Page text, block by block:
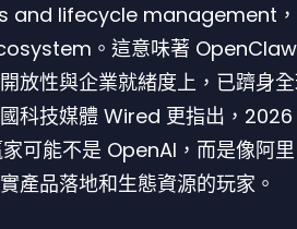
and lifecycle management
。這意味著
放性與企業就緒度上，已躋身
科技媒體 Wired 更指出，
可能不是 OpenAI，而是像阿
產品落地和生態資源的玩家。